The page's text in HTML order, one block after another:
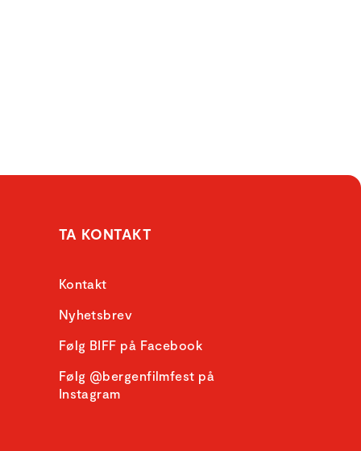
TA KONTAKT
Kontakt
Nyhetsbrev
Følg BIFF på Facebook
Følg @bergenfilmfest på
Instagram